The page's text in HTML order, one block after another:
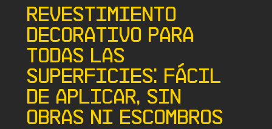
Revestimiento
decorativo para
todas las
superficies: fácil
de aplicar, sin
obras ni escombros